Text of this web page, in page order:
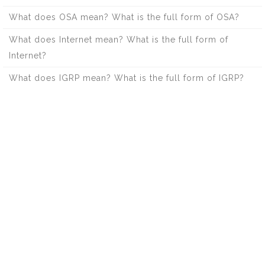
What does OSA mean? What is the full form of OSA?
What does Internet mean? What is the full form of
Internet?
What does IGRP mean? What is the full form of IGRP?